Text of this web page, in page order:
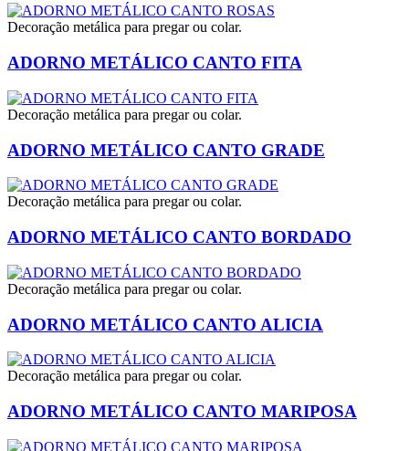
Decoração metálica para pregar ou colar.
ADORNO METÁLICO CANTO FITA
Decoração metálica para pregar ou colar.
ADORNO METÁLICO CANTO GRADE
Decoração metálica para pregar ou colar.
ADORNO METÁLICO CANTO BORDADO
Decoração metálica para pregar ou colar.
ADORNO METÁLICO CANTO ALICIA
Decoração metálica para pregar ou colar.
ADORNO METÁLICO CANTO MARIPOSA